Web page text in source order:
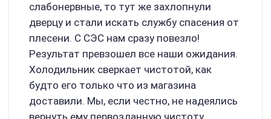
слабонервные, то тут же захлопнули
дверцу и стали искать службу спасения от
плесени. С СЭС нам сразу повезло!
Результат превзошел все наши ожидания.
Холодильник сверкает чистотой, как
будто его только что из магазина
доставили. Мы, если честно, не надеялись